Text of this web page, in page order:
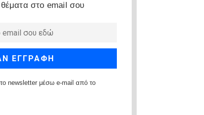
στο email σου
newsletter μέσω e-mail από το